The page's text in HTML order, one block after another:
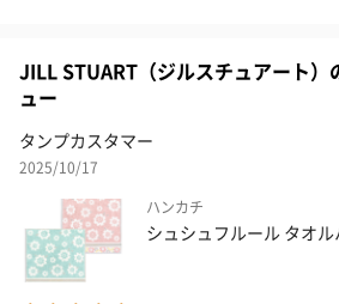
JILL STUART（ジルスチュアート）
ュー
タンプカスタマー
2025/10/17
ハンカチ
シュシュフルール タオ